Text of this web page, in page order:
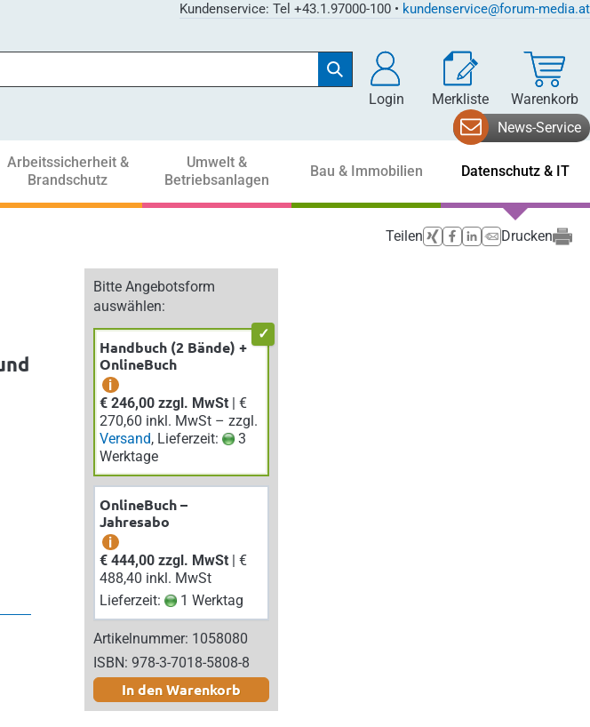
Kundenservice: Tel +43.1.97000-100 • kundenservice@forum-media.at
Login Merkliste Warenkorb
News-Service
Arbeitssicherheit &
Brandschutz
Umwelt &
Betriebsanlagen
Bau & Immobilien Datenschutz & IT
Bitte Angebotsform
auswählen:
Handbuch (2 Bände) +
OnlineBuch
i
€ 246,00 zzgl. MwSt | €
270,60 inkl. MwSt – zzgl.
Versand, Lieferzeit:
3
Werktage
OnlineBuch –
Jahresabo
i
€ 444,00 zzgl. MwSt | €
488,40 inkl. MwSt
Lieferzeit:
1 Werktag
Artikelnummer: 1058080
ISBN: 978-3-7018-5808-8
In den Warenkorb
Teilen Drucken